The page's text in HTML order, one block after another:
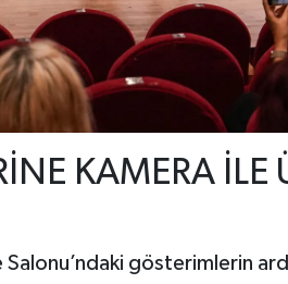
KAMERA İLE
gösterimlerin